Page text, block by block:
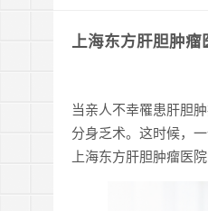
上海东方肝胆肿
当亲人不幸罹患肝胆
分身乏术。这时候，
上海东方肝胆肿瘤医